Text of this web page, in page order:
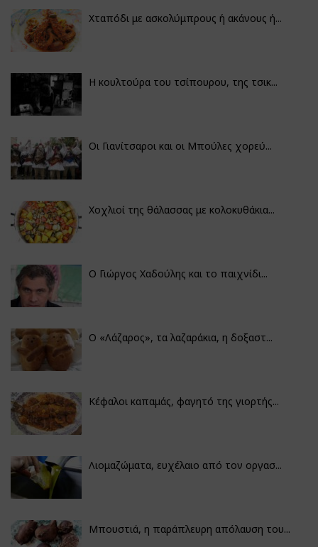
Χταπόδι με ασκολύμπρους ή ακάνους ή...
Η κουλτούρα του τσίπουρου, της τσικ...
Οι Γιανίτσαροι και οι Μπούλες χορεύ...
Χοχλιοί της θάλασσας με κολοκυθάκια...
Ο Γιώργος Χαδούλης και το παιχνίδι...
Ο «Λάζαρος», τα λαζαράκια, η δοξαστ...
Κέφαλοι καπαμάς, φαγητό της γιορτής...
Λιομαζώματα, ευχέλαιο από τον οργασ...
Μπουστιά, η παράπλευρη απόλαυση του...